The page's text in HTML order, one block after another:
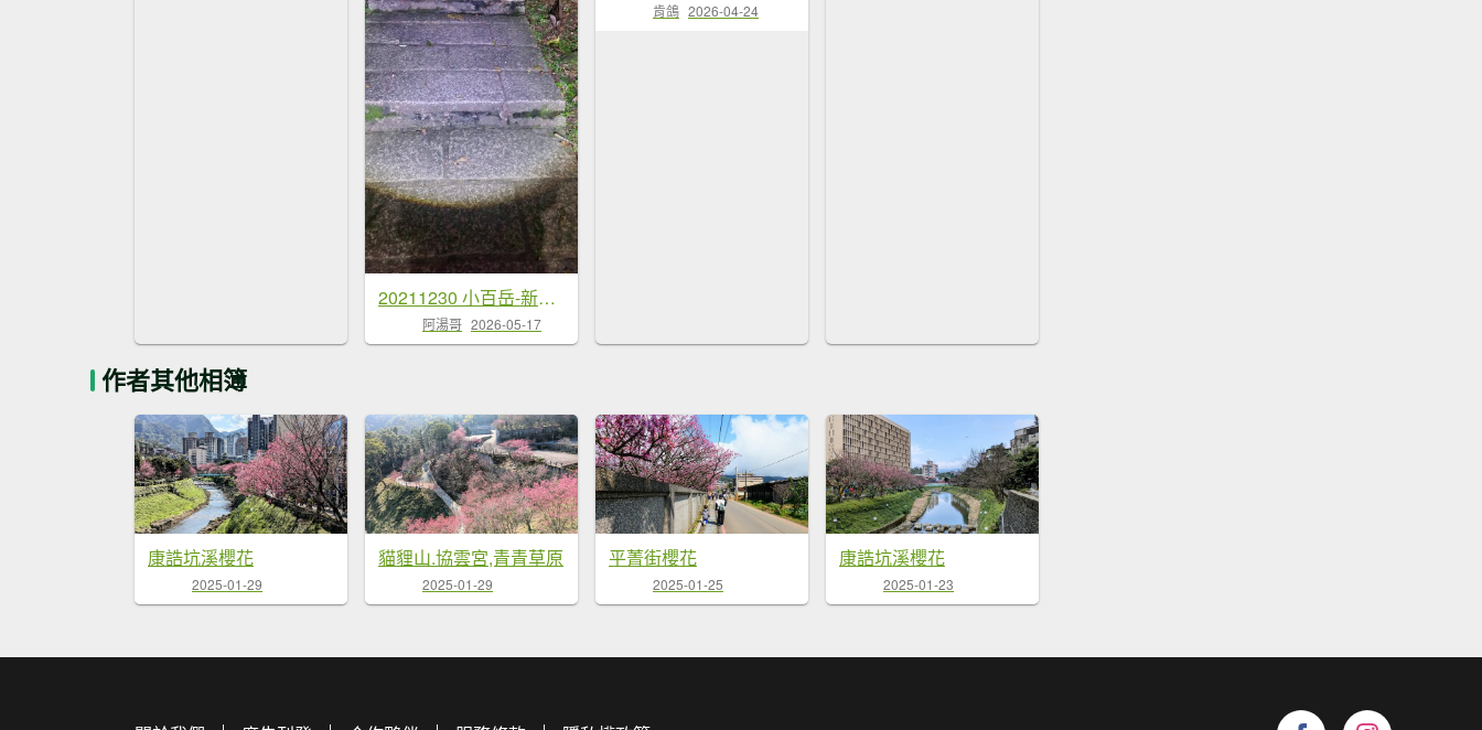
20211230 小百岳-新北汐止大尖山
阿湯哥 2026-05-17
肯鴿 2026-04-24
作者其他相簿
康誥坑溪櫻花
2025-01-29
貓貍山.協雲宮,青青草原
2025-01-29
平菁街櫻花
2025-01-25
康誥坑溪櫻花
2025-01-23